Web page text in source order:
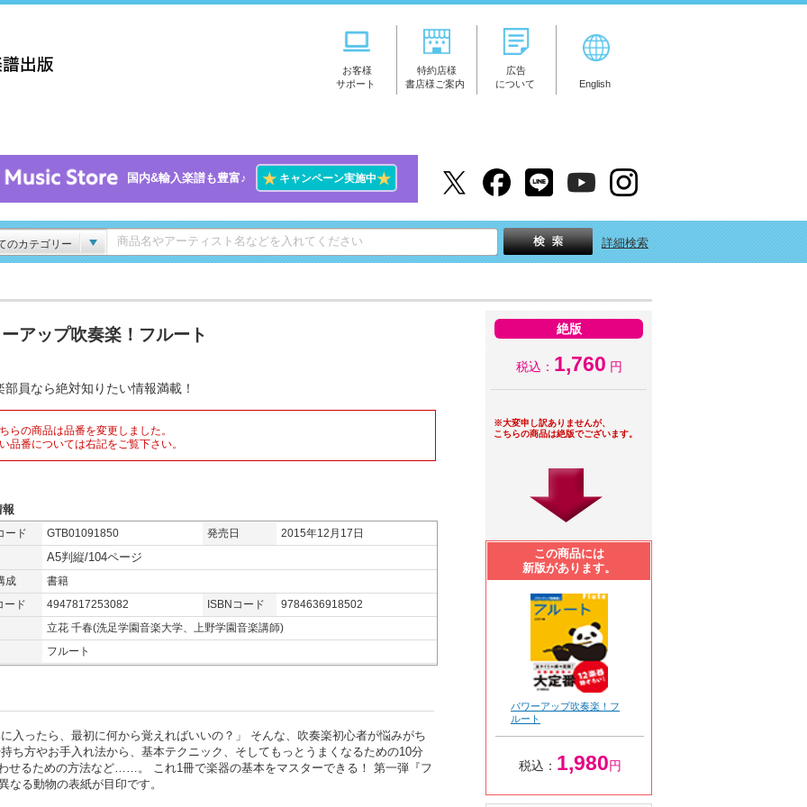
お客様
サポート
特約店様
書店様ご案内
広告
について
English
国内&輸入楽譜も豊富♪ ★キャンペーン実施中★
のカテゴリー 詳細検索
アップ吹奏楽！フルート
部員なら絶対知りたい情報満載！
らの商品は品番を変更しました。
品番については右記をご覧下さい。
ード GTB01091850 発売日 2015年12月17日
A5判縦/104ページ
成
書籍
ード
4947817253082 ISBNコード
9784636918502
立花 千春(洗足学園音楽大学、上野学園音楽講師)
フルート
入ったら、最初に何から覚えればいいの？」 そんな、吹奏楽初心者が悩みがち
ち方やお手入れ法から、基本テクニック、そしてもっとうまくなるための10分
せるための方法など……。 これ1冊で楽器の基本をマスターできる！ 第一弾『フ
なる動物の表紙が目印です。
絶版
税込： 1,760 円
※大変申し訳ありませんが、
こちらの商品は絶版でございます。
この商品には
新版があります。
パワーアップ吹奏楽！フ
ルート
税込： 1,980円